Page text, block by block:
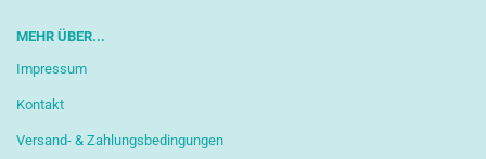
MEHR ÜBER...
Impressum
Kontakt
Versand- & Zahlungsbedingungen